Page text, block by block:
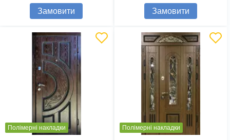
Замовити Замовити
Полімерні накладки Полімерні накладки